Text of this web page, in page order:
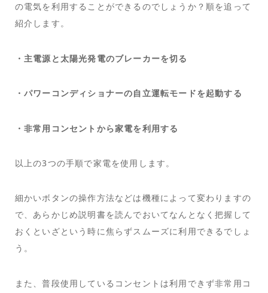
の電気を利用することができるのでしょうか？順を追って
紹介します。
・主電源と太陽光発電のブレーカーを切る
・パワーコンディショナーの自立運転モードを起動する
・非常用コンセントから家電を利用する
以上の3つの手順で家電を使用します。
細かいボタンの操作方法などは機種によって変わりますの
で、あらかじめ説明書を読んでおいてなんとなく把握して
おくといざという時に焦らずスムーズに利用できるでしょ
う。
また、普段使用しているコンセントは利用できず非常用コ